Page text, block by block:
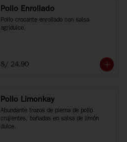
Pollo Enrollado
Pollo crocante enrollado con salsa
agridulce.
S/ 24.90
Pollo Limonkay
Abundante trozos de pierna de pollo
crujientes, bañadas en salsa de limón
dulce.